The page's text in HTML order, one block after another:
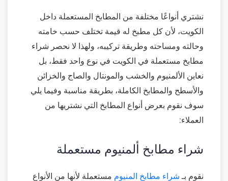
نشتري أنواعًا مختلفة من المطابخ المستعملة داخل
الكويت، لأن كل مطبخ له قيمة تختلف حسب خامته
وحالته ومساحته وطريقة تركيبه، ولهذا لا نحصر شراء
مطابخ مستعملة في الكويت في نوع واحد فقط، بل
نعاين الألمنيوم والخشب والمونتال والصاج والخزائن
والأسطح والمطابخ الكاملة، بطريقة مناسبة وفيما يلي
سوف نقوم بعرض أنواع المطابخ التي نشتريها من
العملاء:
شراء مطابخ ألمنيوم مستعملة
نقوم بـ شراء مطابخ المنيوم مستعملة لأنها من الأنواع